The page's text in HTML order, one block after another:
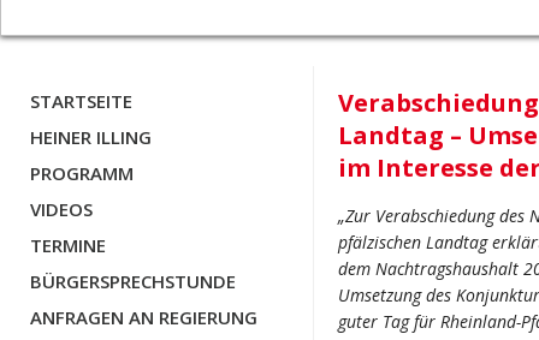
STARTSEITE
HEINER ILLING
PROGRAMM
VIDEOS
TERMINE
BÜRGERSPRECHSTUNDE
ANFRAGEN AN REGIERUNG
Landtag –
im Interesse
„Zur Verabschiedung
pfälzischen Landtag
dem Nachtragshaushalt
Umsetzung des
guter Tag für Rheinland-